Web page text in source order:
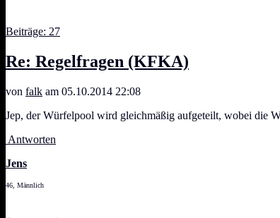
Beiträge: 27
Re: Regelfragen (KFKA)
von falk am 05.10.2014 22:08
Jep, der Würfelpool wird gleichmäßig aufgeteilt, wobei die
Antworten
Jens
46, Männlich